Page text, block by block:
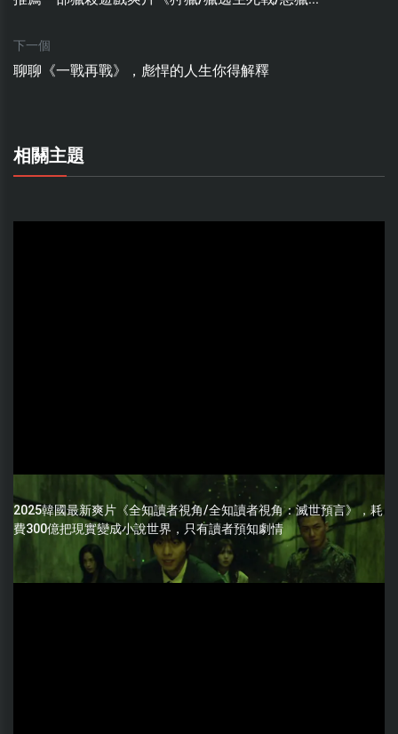
下一個
聊聊《一戰再戰》，彪悍的人生你得解釋
相關主題
2025韓國最新爽片《全知讀者視角/全知讀者視角：滅世預言》，耗
費300億把現實變成小說世界，只有讀者預知劇情